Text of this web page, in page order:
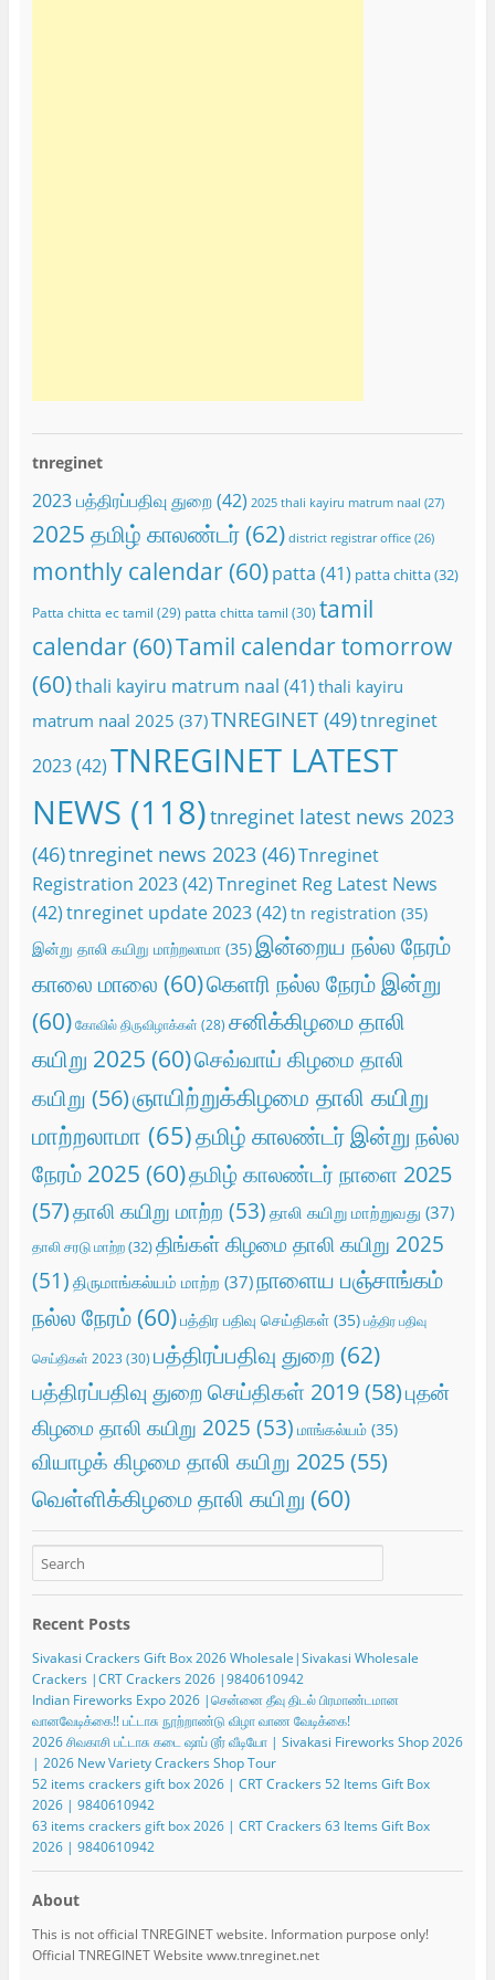
tnreginet
2023 பத்திரப்பதிவு துறை(42) 2025 thali kayiru matrum naal (27)
2025 தமிழ் காலண்டர்(62) district registrar office(26)
monthly calendar(60) patta (41) patta chitta(32)
Patta chitta ec tamil (29) patta chitta tamil (30) tamil
calendar(60)Tamil calendar tomorrow
(60)thali kayiru matrum naal (41) thali kayiru
matrum naal 2025 (37)TNREGINET(49)tnreginet
2023(42)TNREGINET LATEST
NEWS (118)tnreginet latest news 2023
(46)tnreginet news 2023(46)Tnreginet
Registration 2023(42)Tnreginet Reg Latest News
(42)tnreginet update 2023(42) tn registration (35)
இன்று தாலி கயிறு மாற்றலாமா(35)இன்றைய நல்ல நேரம்
காலை மாலை (60)கெளரி நல்ல நேரம் இன்று
(60) கோவில் திருவிழாக்கள் (28) சனிக்கிழமை தாலி
கயிறு 2025 (60)செவ்வாய் கிழமை தாலி
கயிறு (56)ஞாயிற்றுக்கிழமை தாலி கயிறு
மாற்றலாமா (65)தமிழ் காலண்டர் இன்று நல்ல
நேரம் 2025 (60)தமிழ் காலண்டர் நாளை 2025
(57)தாலி கயிறு மாற்ற (53) தாலி கயிறு மாற்றுவது (37)
தாலி சரடு மாற்ற(32)திங்கள் கிழமை தாலி கயிறு 2025
(51) திருமாங்கல்யம் மாற்ற (37)நாளைய பஞ்சாங்கம்
நல்ல நேரம்(60)பத்திர பதிவு செய்திகள்(35) பத்திர பதிவு
செய்திகள் 2023 (30) பத்திரப்பதிவு துறை (62)
பத்திரப்பதிவு துறை செய்திகள் 2019(58)புதன்
கிழமை தாலி கயிறு 2025 (53) மாங்கல்யம்(35)
வியாழக் கிழமை தாலி கயிறு 2025(55)
வெள்ளிக்கிழமை தாலி கயிறு (60)
Recent Posts
Sivakasi Crackers Gift Box 2026 Wholesale|Sivakasi Wholesale
Crackers |CRT Crackers 2026 |9840610942
Indian Fireworks Expo 2026 |சென்னை தீவு திடல் பிரமாண்டமான
வானவேடிக்கை!! பட்டாசு நூற்றாண்டு விழா வாண வேடிக்கை!
2026 சிவகாசி பட்டாசு கடை ஷாப் டூர் வீடியோ | Sivakasi Fireworks Shop 2026
| 2026 New Variety Crackers Shop Tour
52 items crackers gift box 2026 | CRT Crackers 52 Items Gift Box
2026 | 9840610942
63 items crackers gift box 2026 | CRT Crackers 63 Items Gift Box
2026 | 9840610942
About
This is not official TNREGINET website. Information purpose only!
Official TNREGINET Website www.tnreginet.net